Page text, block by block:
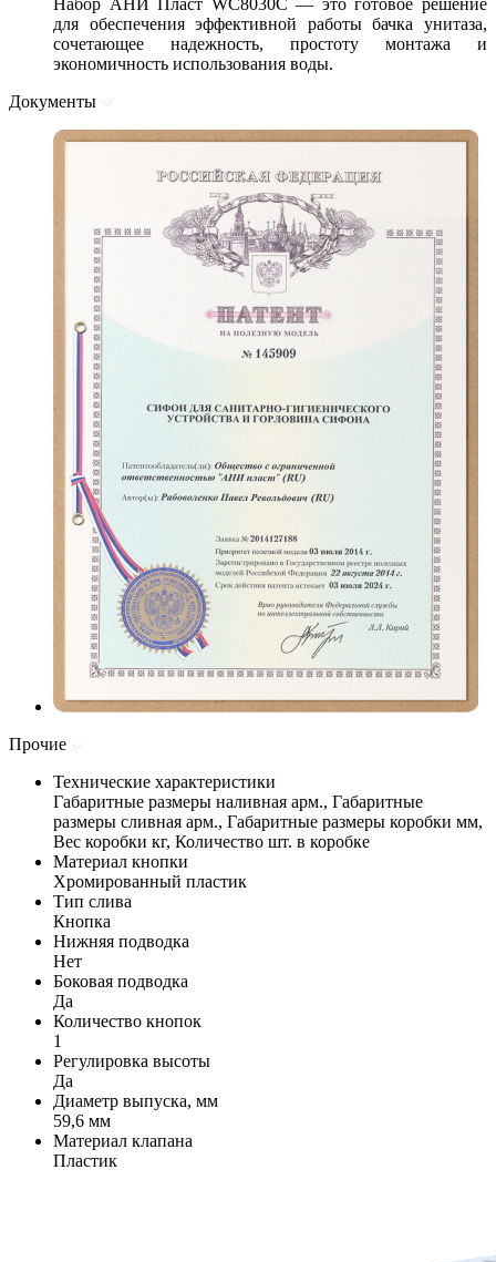
для обеспечения эффективной работы бачка унитаза,
сочетающее надежность, простоту монтажа и
экономичность использования воды.
Документы
Прочие
Технические характеристики
Габаритные размеры наливная арм., Габаритные
размеры сливная арм., Габаритные размеры коробки мм,
Вес коробки кг, Количество шт. в коробке
Материал кнопки
Хромированный пластик
Тип слива
Кнопка
Нижняя подводка
Нет
Боковая подводка
Да
Количество кнопок
1
Регулировка высоты
Да
Диаметр выпуска, мм
59,6 мм
Материал клапана
Пластик